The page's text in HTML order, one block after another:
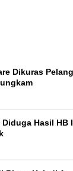
Dikuras
Hasil HB